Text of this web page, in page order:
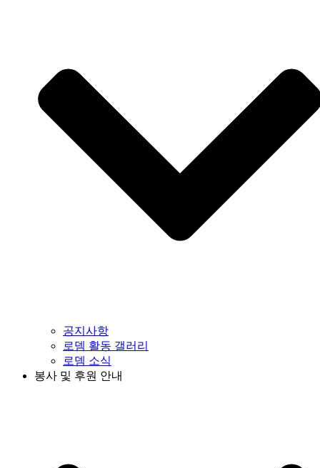
공지사항
로뎀 활동 갤러리
로뎀 소식
봉사 및 후원 안내